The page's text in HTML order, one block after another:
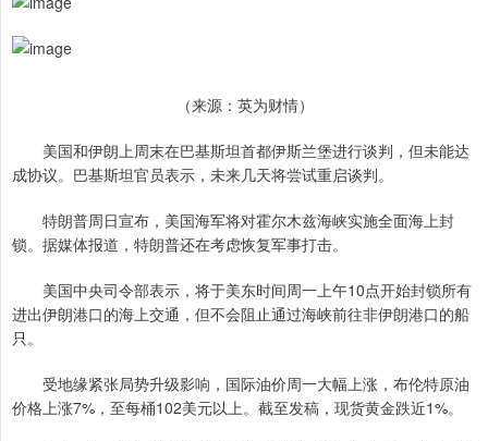
（来源：英为财情）
美国和伊朗上周末在巴基斯坦首都伊斯兰堡进行谈判，但未能达
成协议。巴基斯坦官员表示，未来几天将尝试重启谈判。
特朗普周日宣布，美国海军将对霍尔木兹海峡实施全面海上封
锁。据媒体报道，特朗普还在考虑恢复军事打击。
美国中央司令部表示，将于美东时间周一上午10点开始封锁所有
进出伊朗港口的海上交通，但不会阻止通过海峡前往非伊朗港口的船
只。
受地缘紧张局势升级影响，国际油价周一大幅上涨，布伦特原油
价格上涨7%，至每桶102美元以上。截至发稿，现货黄金跌近1%。